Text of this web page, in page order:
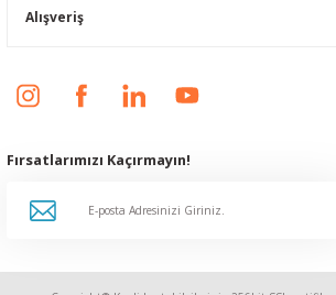
Alışveriş
Fırsatlarımızı Kaçırmayın!